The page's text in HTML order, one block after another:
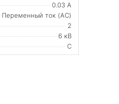
0.03 А
Переменный ток (AC)
2
6 кВ
C